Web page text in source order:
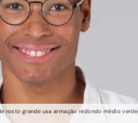
rosto grande usa armação redondo médio verde